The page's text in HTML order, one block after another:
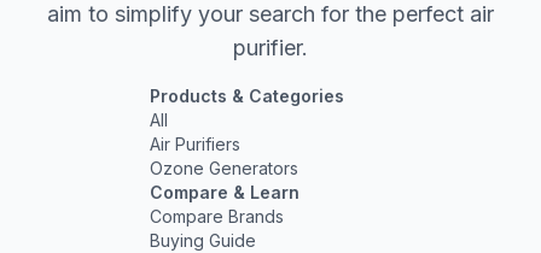
aim to simplify your search for the perfect air
purifier.
Products & Categories
All
Air Purifiers
Ozone Generators
Compare & Learn
Compare Brands
Buying Guide